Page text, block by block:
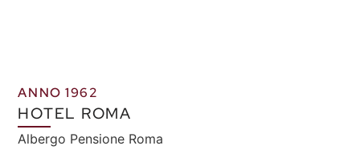
ANNO 1962
HOTEL ROMA
Albergo Pensione Roma